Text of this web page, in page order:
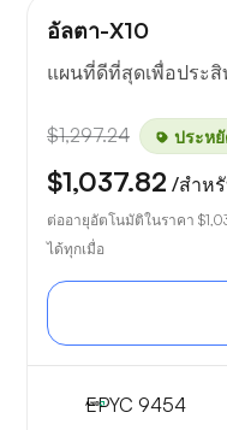
อัลตา-X10
แผนที่ดีที่สุดเพื่อประ
$1,297.24 ประห
$1,037.82 /สำห
ต่ออายุอัตโนมัติในราคา
ได้ทุกเมื่อ
EPYC 9454